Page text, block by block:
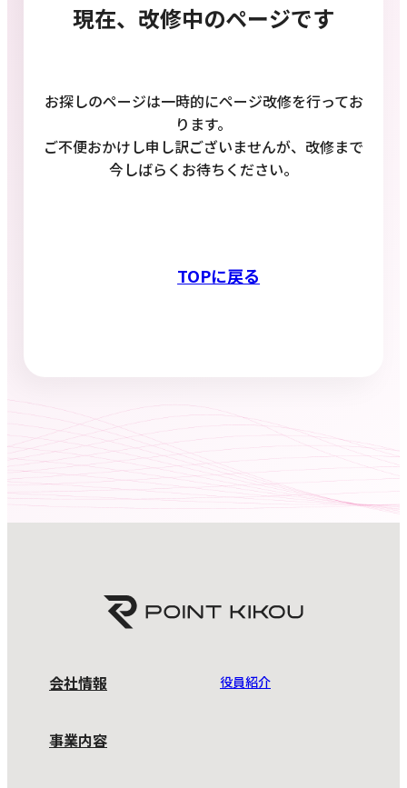
現在、改修中のページです
お探しのページは一時的にページ改修を行ってお
ります。
ご不便おかけし申し訳ございませんが、改修まで
今しばらくお待ちください。
TOPに戻る
会社情報 役員紹介
事業内容